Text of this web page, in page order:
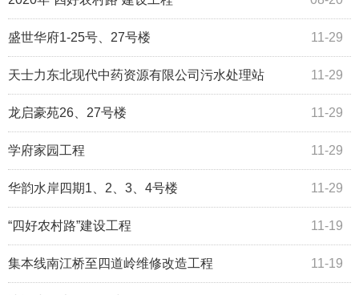
11-29
盛世华府1-25号、27号楼
11-29
天士力东北现代中药资源有限公司污水处理站
11-29
​龙启豪苑26、27号楼
11-29
学府家园工程
11-29
华韵水岸四期1、2、3、4号楼
11-19
“四好农村路”建设工程
11-19
集本线南江桥至四道岭维修改造工程